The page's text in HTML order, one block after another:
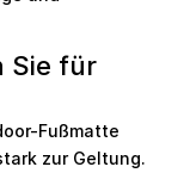
Sie für
Fußmatte
zur Geltung.